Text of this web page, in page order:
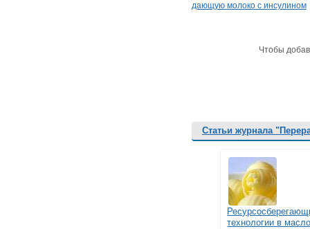
дающую молоко с инсулином
Чтобы
Статьи журнала
технологии в